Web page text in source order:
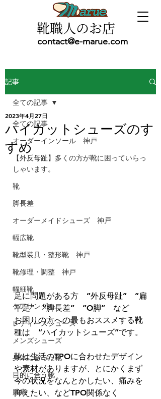
contact@e-marue.com
靴職人のお店
記事
全ての記事
オーダーインソール 神戸
【外反母趾】多くの方が靴に困っていらっ
しゃいます。
靴
脚長差
オーダーメイドシューズ 神戸
幅広靴
靴型装具・整形靴 神戸
靴修理・調整 神戸
幅細靴
ケアサンダル
レディースシューズ
メンズシューズ
身体に合った靴
目的に合う靴
膝痛
全ての記事
ハイカットシューズのす
すめ
2023年4月27日
足に問題がある方　”外反母趾”　”扁
平足”　”脚長差”　”O脚”　など
お困りの方への最もおススメする靴
種は　”ハイカットシューズ”です。
靴は生活のTPOに合わせたデザイン
や素材がありますが、とにかくまず
今の状況をなんとかしたい、痛みを
抑えたい、などTPO関係なく